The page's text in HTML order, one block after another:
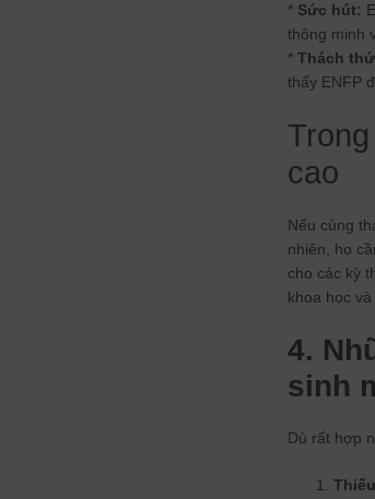
* Sức hút:
thông minh
*Thách
thấy ENFP
cao
Nếu cùng
nhiên, họ
cho các kỳ
khoa học
4.
sinh
Dù rất hợp